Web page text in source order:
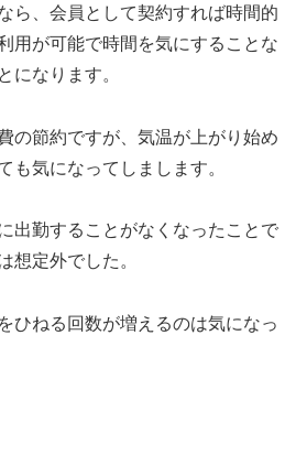
ら、会員として契約すれば時間的
用が可能で時間を気にすることな
になります。
の節約ですが、気温が上がり始め
も気になってしまします。
出勤することがなくなったことで
想定外でした。
ひねる回数が増えるのは気になっ